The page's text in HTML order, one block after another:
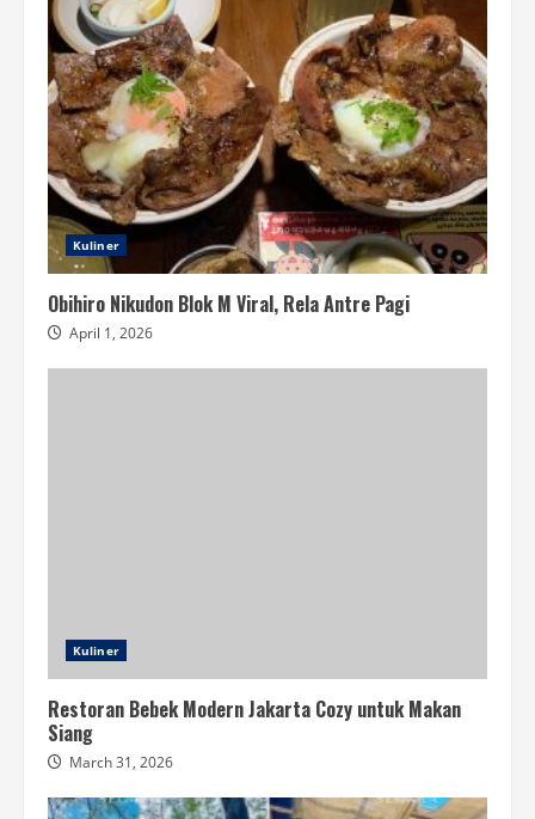
Kuliner
Obihiro Nikudon Blok M Viral, Rela Antre Pagi
April 1, 2026
Kuliner
Restoran Bebek Modern Jakarta Cozy untuk Makan
Siang
March 31, 2026